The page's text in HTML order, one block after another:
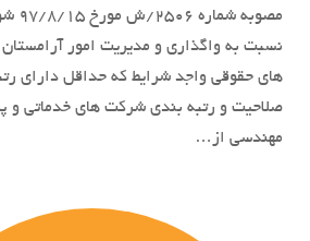
نسبت به واگذاری و مدیریت امور
صلاحیت و رتبه بندی شرکت های خدماتی و
مهندسی از…